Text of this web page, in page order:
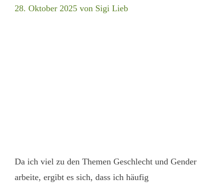
28. Oktober 2025 von Sigi Lieb
Da ich viel zu den Themen Geschlecht und Gender
arbeite, ergibt es sich, dass ich häufig